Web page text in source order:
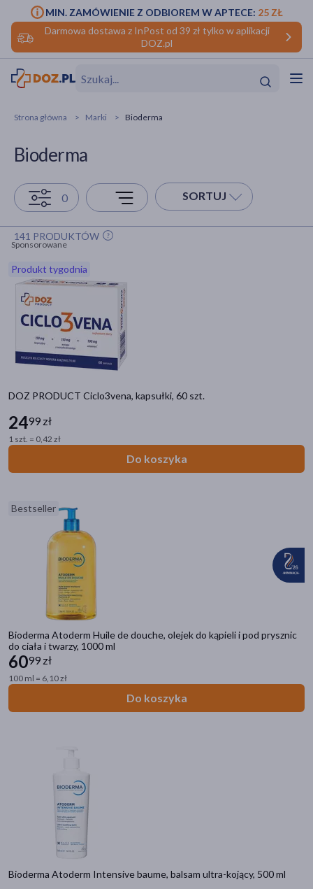
Darmowa dostawa z InPost od 39 zł tylko w aplikacji
DOZ.pl
MIN. ZAMÓWIENIE Z ODBIOREM W APTECE: 25 ZŁ
Hit
Hit
Strona główna Marki Bioderma
Bioderma
0 SORTUJ
141 PRODUKTÓW
Sponsorowane
Produkt tygodnia
DOZ PRODUCT Ciclo3vena, kapsułki, 60 szt.
2499 zł
1 szt. = 0,42 zł
Do koszyka
Bestseller
Bioderma Atoderm Huile de douche, olejek do kąpieli i pod prysznic
do ciała i twarzy, 1000 ml
6099 zł
100 ml = 6,10 zł
Do koszyka
Bioderma Atoderm Intensive baume, balsam ultra-kojący, 500 ml